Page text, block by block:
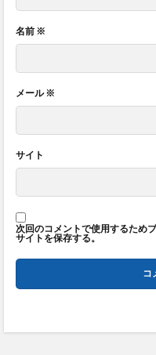
名前 ※
メール※
サイト
次回のコメントで使用するため
サイトを保存する。